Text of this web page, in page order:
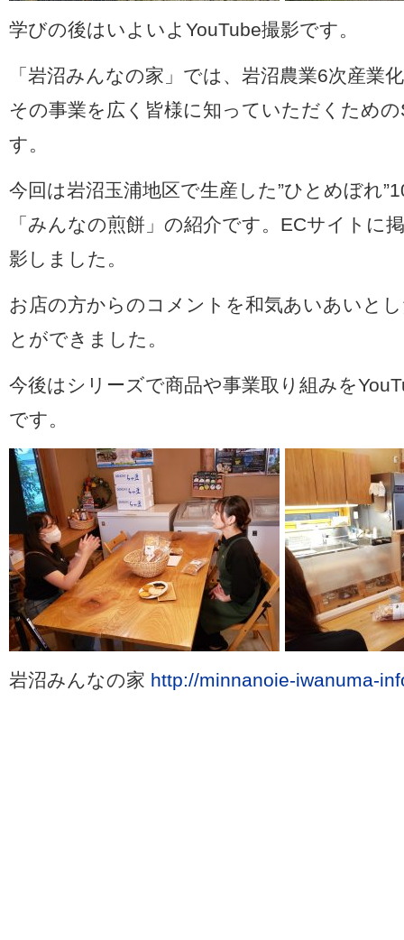
学びの後はいよいよ YouTube撮影です。
「岩沼みんなの家」では、岩沼農業6次産業
その事業を広く皆様に知っていただくための
す。
今回は岩沼玉浦地区で生産した”ひとめぼれ
「みんなの煎餅」の紹介です。ECサイトに
影しました。
お店の方からのコメントを和気あいあいと
とができました。
今後はシリーズで商品や事業取り組みを
です。
岩沼みんなの家 http://minnanoie-iwanuma-